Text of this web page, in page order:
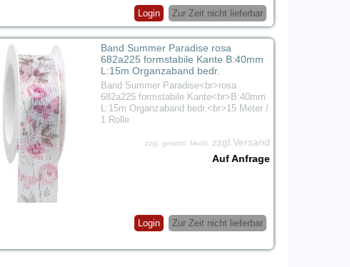
Zur Zeit nicht lieferbar
Login
Band Summer Paradise rosa
682a225 formstabile Kante B:40mm
L:15m Organzaband bedr.
Band Summer Paradise<br>rosa
682a225 formstabile Kante<br>B:40mm
L:15m Organzaband bedr.<br>15 Meter /
1 Rolle
zzgl. gesetzl. MwSt.
zzgl.Versand
Auf Anfrage
Zur Zeit nicht lieferbar
Login